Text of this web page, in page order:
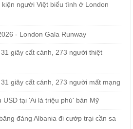
kiện người Việt biểu tình ở London
- London Gala Runway
giây cất cánh, 273 người thiệt
giây cất cánh, 273 người mất mạng
USD tại 'Ai là triệu phú' bản Mỹ
đảng Albania đi cướp trại cần sa